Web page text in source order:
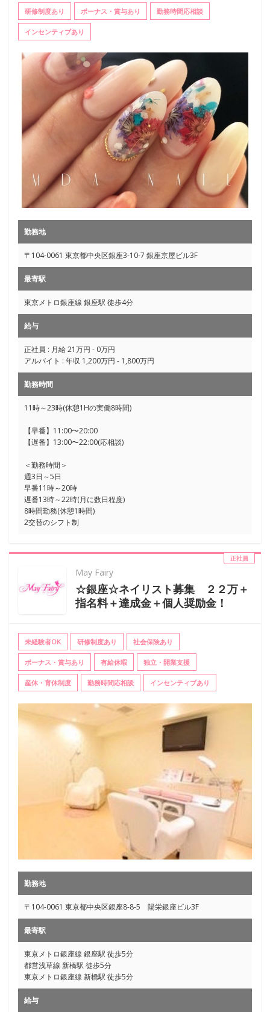
研修制度あり ボーナス・賞与あり 勤務時間応相談
インセンティブあり
勤務地
〒104-0061 東京都中央区銀座3-10-7 銀座京屋ビル3F
最寄駅
東京メトロ銀座線 銀座駅 徒歩4分
給与
正社員 : 月給 21万円 - 0万円
アルバイト : 年収 1,200万円 - 1,800万円
勤務時間
11時～23時(休憩1Hの実働8時間)
【早番】11:00〜20:00
【遅番】13:00〜22:00(応相談)
＜勤務時間＞
週3日～5日
早番11時～20時
遅番13時～22時(月に数日程度)
8時間勤務(休憩1時間)
2交替のシフト制
正社員
May Fairy
☆銀座☆ネイリスト募集 ２２万＋
指名料＋達成金＋個人奨励金！
未経験者OK 研修制度あり 社会保険あり
ボーナス・賞与あり 有給休暇 独立・開業支援
産休・育休制度 勤務時間応相談 インセンティブあり
勤務地
〒104-0061 東京都中央区銀座8-8-5 陽栄銀座ビル3F
最寄駅
東京メトロ銀座線 銀座駅 徒歩5分
都営浅草線 新橋駅 徒歩5分
東京メトロ銀座線 新橋駅 徒歩5分
給与